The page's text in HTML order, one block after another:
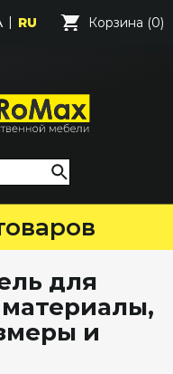
RU Корзина (0)
для
и